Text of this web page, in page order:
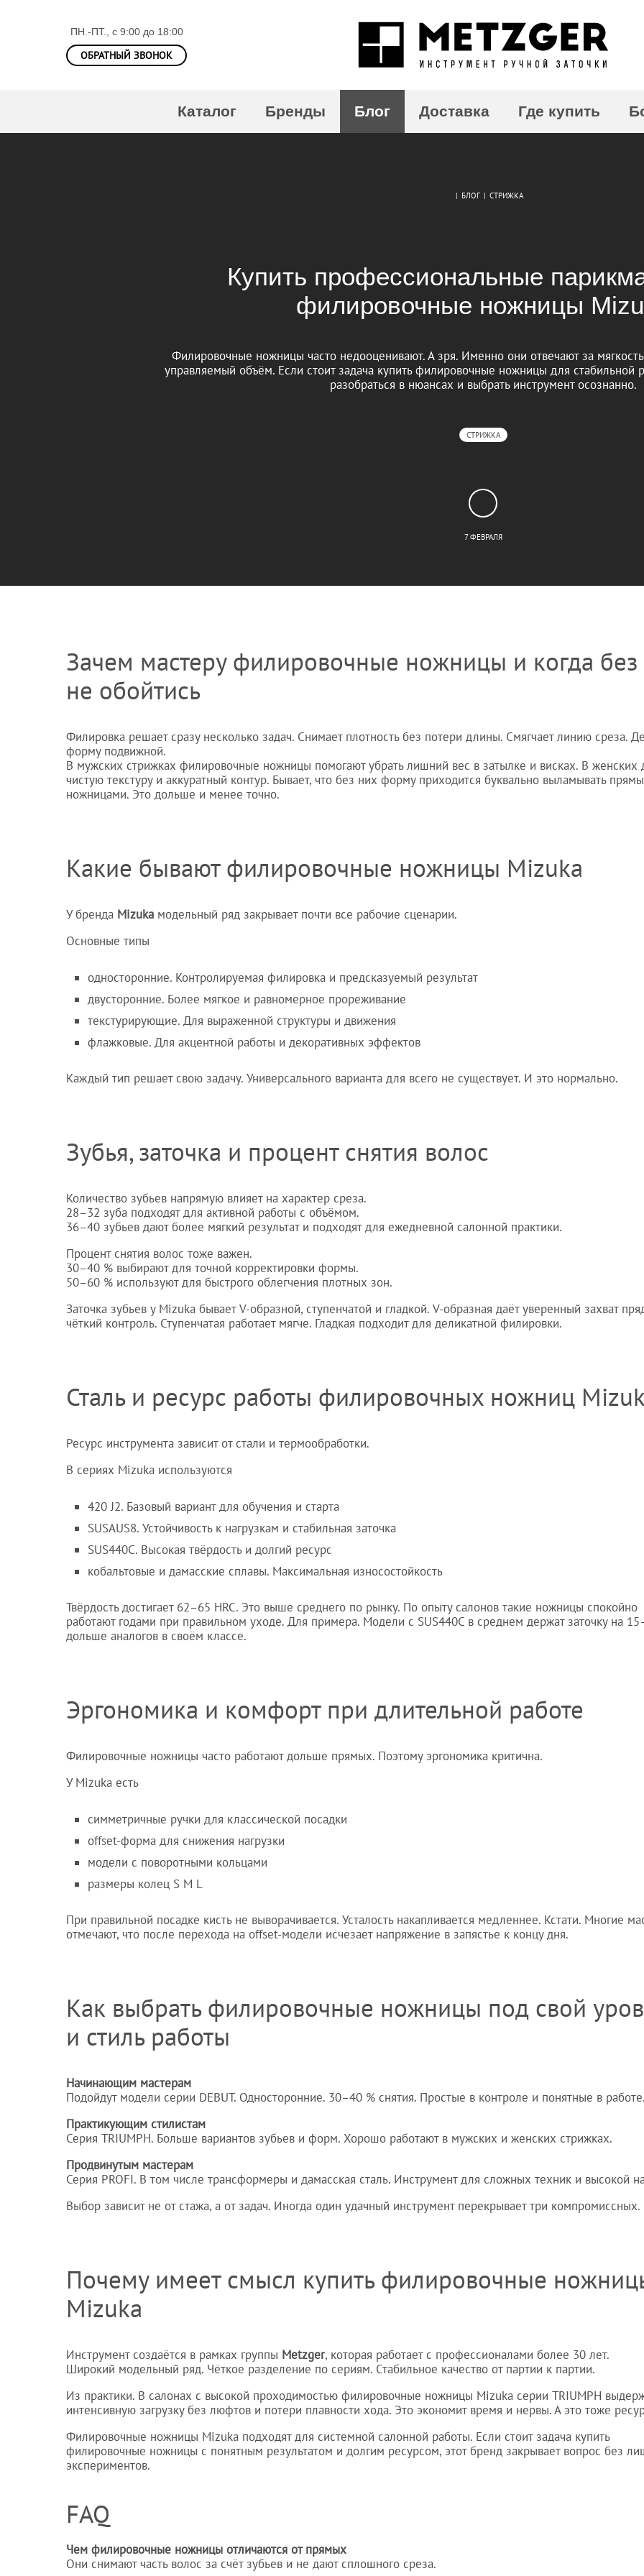
ПН.-ПТ., с 9:00 до 18:00
ОБРАТНЫЙ ЗВОНОК
Каталог Бренды Блог Доставка Где купить
| БЛОГ | СТРИЖКА
Купить профессиональные
филировочные ножницы
Филировочные ножницы часто недооценивают. А зря. Именно они отвечают за
управляемый объём. Если стоит задача купить филировочные ножницы для стабильной
разобраться в нюансах и выбрать инструмент осознанно.
СТРИЖКА
7 ФЕВРАЛЯ
Зачем мастеру филировочные ножницы и когда
не обойтись
Филировка решает сразу несколько задач. Снимает плотность без потери длины. Смягчает линию среза.
форму подвижной.
В мужских стрижках филировочные ножницы помогают убрать лишний вес в затылке и висках. В женских
чистую текстуру и аккуратный контур. Бывает, что без них форму приходится буквально выламывать
ножницами. Это дольше и менее точно.
Какие бывают филировочные ножницы Mizuka
У бренда Mizuka модельный ряд закрывает почти все рабочие сценарии.
Основные типы
односторонние. Контролируемая филировка и предсказуемый результат
двусторонние. Более мягкое и равномерное прореживание
текстурирующие. Для выраженной структуры и движения
флажковые. Для акцентной работы и декоративных эффектов
Каждый тип решает свою задачу. Универсального варианта для всего не существует. И это нормально.
Зубья, заточка и процент снятия волос
Количество зубьев напрямую влияет на характер среза.
28–32 зуба подходят для активной работы с объёмом.
36–40 зубьев дают более мягкий результат и подходят для ежедневной салонной практики.
Процент снятия волос тоже важен.
30–40 % выбирают для точной корректировки формы.
50–60 % используют для быстрого облегчения плотных зон.
Заточка зубьев у Mizuka бывает V-образной, ступенчатой и гладкой. V-образная даёт уверенный захват
чёткий контроль. Ступенчатая работает мягче. Гладкая подходит для деликатной филировки.
Сталь и ресурс работы филировочных ножниц
Ресурс инструмента зависит от стали и термообработки.
В сериях Mizuka используются
420 J2. Базовый вариант для обучения и старта
SUSAUS8. Устойчивость к нагрузкам и стабильная заточка
SUS440C. Высокая твёрдость и долгий ресурс
кобальтовые и дамасские сплавы. Максимальная износостойкость
Твёрдость достигает 62–65 HRC. Это выше среднего по рынку. По опыту салонов такие ножницы спокойно
работают годами при правильном уходе. Для примера. Модели с SUS440C в среднем держат заточку на
дольше аналогов в своём классе.
Эргономика и комфорт при длительной работе
Филировочные ножницы часто работают дольше прямых. Поэтому эргономика критична.
У Mizuka есть
симметричные ручки для классической посадки
offset-форма для снижения нагрузки
модели с поворотными кольцами
размеры колец S M L
При правильной посадке кисть не выворачивается. Усталость накапливается медленнее. Кстати. Многие
отмечают, что после перехода на offset-модели исчезает напряжение в запястье к концу дня.
Как выбрать филировочные ножницы под свой
и стиль работы
Начинающим мастерам
Подойдут модели серии DEBUT. Односторонние. 30–40 % снятия. Простые в контроле и понятные в работе.
Практикующим стилистам
Серия TRIUMPH. Больше вариантов зубьев и форм. Хорошо работают в мужских и женских стрижках.
Продвинутым мастерам
Серия PROFI. В том числе трансформеры и дамасская сталь. Инструмент для сложных техник и высокой
Выбор зависит не от стажа, а от задач. Иногда один удачный инструмент перекрывает три компромиссных.
Почему имеет смысл купить филировочные
Mizuka
Инструмент создаётся в рамках группы Metzger, которая работает с профессионалами более 30 лет.
Широкий модельный ряд. Чёткое разделение по сериям. Стабильное качество от партии к партии.
Из практики. В салонах с высокой проходимостью филировочные ножницы Mizuka серии TRIUMPH
интенсивную загрузку без люфтов и потери плавности хода. Это экономит время и нервы. А это тоже
Филировочные ножницы Mizuka подходят для системной салонной работы. Если стоит задача купить
филировочные ножницы с понятным результатом и долгим ресурсом, этот бренд закрывает вопрос без
экспериментов.
FAQ
Чем филировочные ножницы отличаются от прямых
Они снимают часть волос за счёт зубьев и не дают сплошного среза.